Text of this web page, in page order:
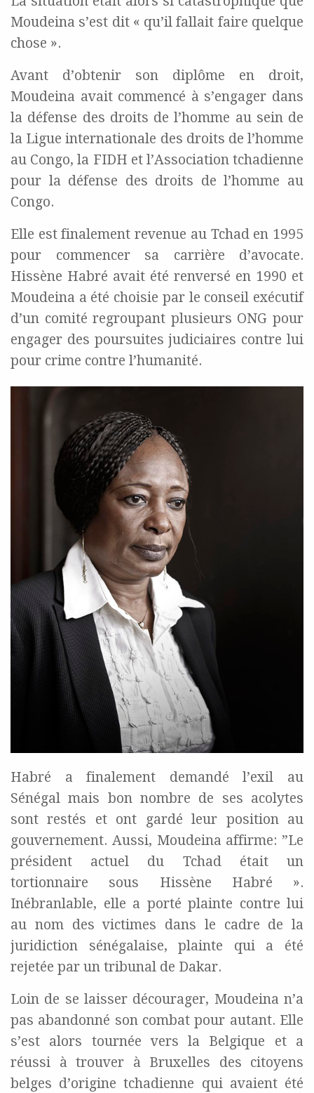
Moudeina s’est dit « qu’il fallait faire quelque
chose ».
Avant d’obtenir son diplôme en droit,
Moudeina avait commencé à s’engager dans
la défense des droits de l’homme au sein de
la Ligue internationale des droits de l’homme
au Congo, la FIDH et l’Association tchadienne
pour la défense des droits de l’homme au
Congo.
Elle est finalement revenue au Tchad en 1995
pour commencer sa carrière d’avocate.
Hissène Habré avait été renversé en 1990 et
Moudeina a été choisie par le conseil exécutif
d’un comité regroupant plusieurs ONG pour
engager des poursuites judiciaires contre lui
pour crime contre l’humanité.
Habré a finalement demandé l’exil au
Sénégal mais bon nombre de ses acolytes
sont restés et ont gardé leur position au
gouvernement. Aussi, Moudeina affirme: ”Le
président actuel du Tchad était un
tortionnaire sous Hissène Habré ».
Inébranlable, elle a porté plainte contre lui
au nom des victimes dans le cadre de la
juridiction sénégalaise, plainte qui a été
rejetée par un tribunal de Dakar.
Loin de se laisser décourager, Moudeina n’a
pas abandonné son combat pour autant. Elle
s’est alors tournée vers la Belgique et a
réussi à trouver à Bruxelles des citoyens
belges d’origine tchadienne qui avaient été